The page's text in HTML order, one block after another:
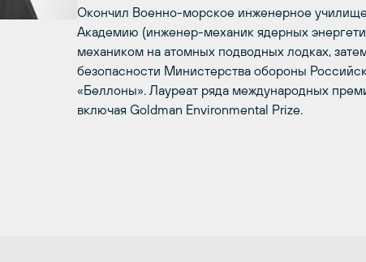
Окончил Военно-морское инженерное
Академию (инженер-механик ядерных
механиком на атомных подводных лодках,
безопасности Министерства обороны
«Беллоны». Лауреат ряда международных
включая Goldman Environmental Prize.